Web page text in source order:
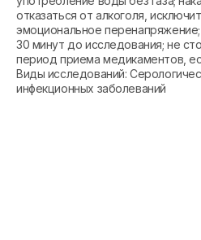
отказаться от алкоголя,
эмоциональное перенапряжение;
30 минут до исследования; не
период приема медикаментов,
Виды исследований:
инфекционных заболеваний